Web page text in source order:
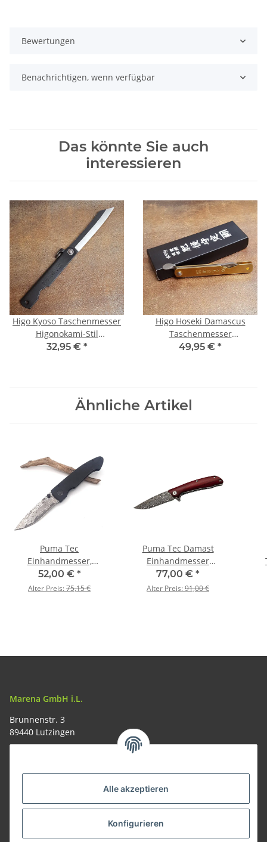
Alle akzeptieren
Konfigurieren
Bewertungen
Benachrichtigen, wenn verfügbar
Das könnte Sie auch
interessieren
Higo Kyoso Taschenmesser
Higonokami-Stil
Edelstahlgriff
32,95 € *
Higo Hoseki Damascus
Taschenmesser
Higonokami-Stil
49,95 € *
Ähnliche Artikel
Puma Tec
Einhandmesser,
Damaszenerklinge, 67
Lagen mit Liner Lock,
52,00 € *
Alter Preis:75,15 €
Puma Tec Damast
Einhandmesser
Sandelholz Clip
77,00 € *
Alter Preis:91,00 €
Marena GmbH i.L.
Brunnenstr. 3
89440 Lutzingen